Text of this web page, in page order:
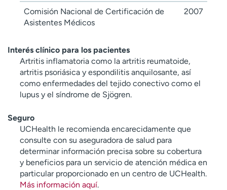
Comisión Nacional de Certificación de
Asistentes Médicos
2007
Interés clínico para los pacientes
Artritis inflamatoria como la artritis reumatoide,
artritis psoriásica y espondilitis anquilosante, así
como enfermedades del tejido conectivo como el
lupus y el síndrome de Sjögren.
Seguro
UCHealth le recomienda encarecidamente que
consulte con su aseguradora de salud para
determinar información precisa sobre su cobertura
y beneficios para un servicio de atención médica en
particular proporcionado en un centro de UCHealth.
Más información aquí.